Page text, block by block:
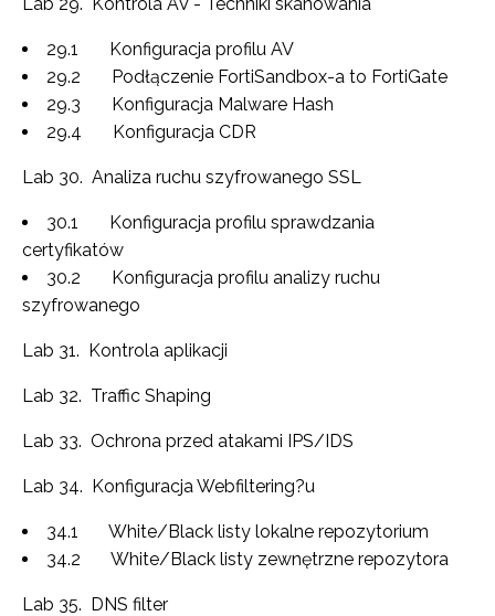
29.1 Konfiguracja profilu AV
29.2 Podłączenie FortiSandbox-a to FortiGate
29.3 Konfiguracja Malware Hash
29.4 Konfiguracja CDR
Lab 30. Analiza ruchu szyfrowanego SSL
30.1 Konfiguracja profilu sprawdzania
certyfikatów
30.2 Konfiguracja profilu analizy ruchu
szyfrowanego
Lab 31. Kontrola aplikacji
Lab 32. Traffic Shaping
Lab 33. Ochrona przed atakami IPS/IDS
Lab 34. Konfiguracja Webfiltering?u
34.1 White/Black listy lokalne repozytorium
34.2 White/Black listy zewnętrzne repozytora
Lab 35. DNS filter